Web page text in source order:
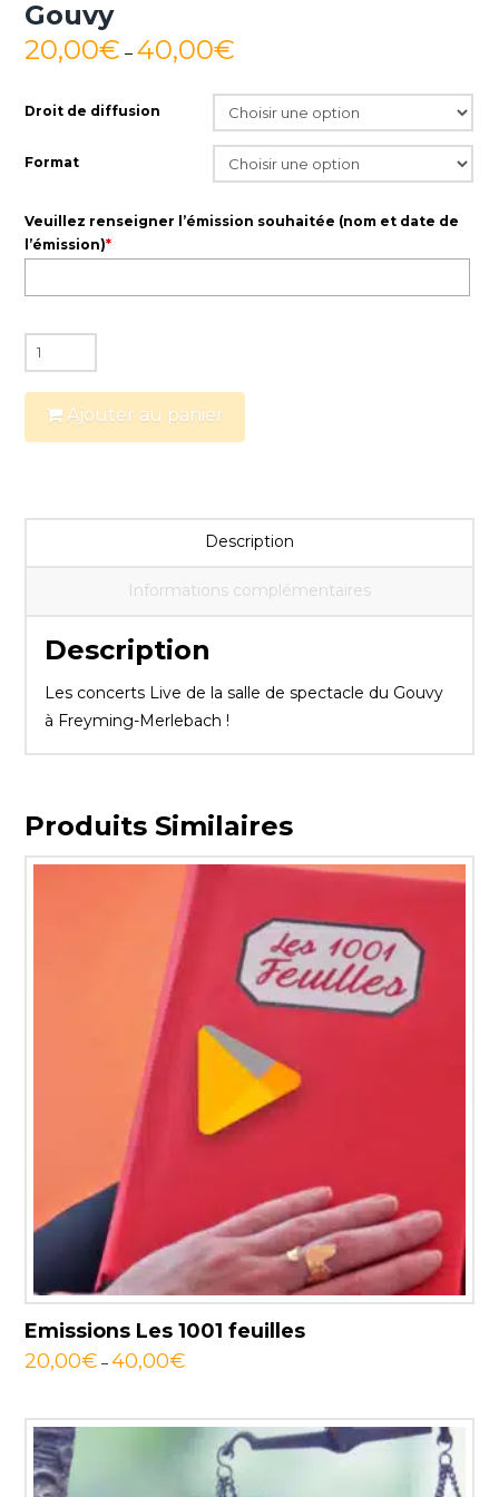
Gouvy
20,00€ –40,00€
Droit de diffusion
Format
Veuillez renseigner l’émission souhaitée (nom et date de
l’émission)*
quantité
de
Emissions
concerts
Ajouter au panier
Description
Informations complémentaires
Description
Les concerts Live de la salle de spectacle du Gouvy
à Freyming-Merlebach !
Produits Similaires
Emissions Les 1001 feuilles
20,00€ –40,00€